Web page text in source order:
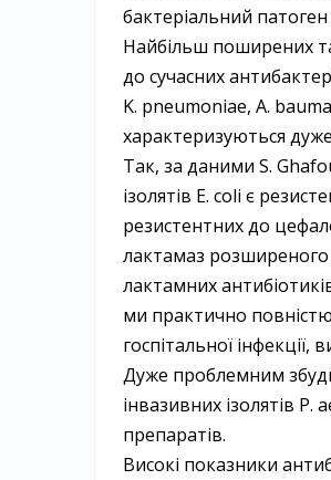
бактеріальний
Найбільш поширених
до сучасних
K. pneumoniae, A.
характеризуються
Так, за даними S.
ізолятів E. coli є
резистентних до
лактамаз розширеного
лактамних
ми практично
госпітальної
Дуже проблемним
інвазивних ізолятів
препаратів.
Високі показники